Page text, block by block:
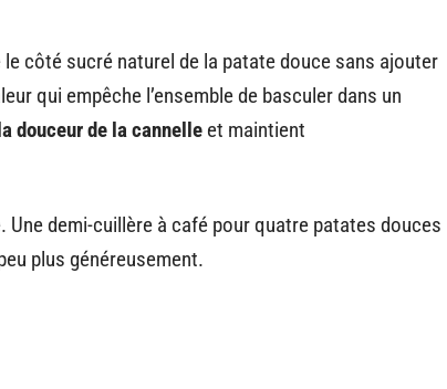
côté sucré naturel de la patate douce sans ajouter
qui empêche l’ensemble de basculer dans un
douceur de la cannelle et maintient
demi-cuillère à café pour quatre patates douces
plus généreusement.